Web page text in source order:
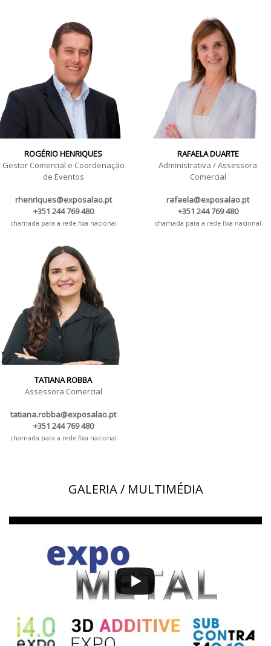
ROGÉRIO HENRIQUES
Gestor Comercial e Coordenação
de Eventos
rhenriques@exposalao.pt
+351 244 769 480
chamada para a rede fixa nacional
RAFAELA DUARTE
Administrativa / Assessora
Comercial
rafaela@exposalao.pt
+351 244 769 480
chamada para a rede fixa nacional
TATIANA ROBBA
Assessora Comercial
tatiana.robba@exposalao.pt
+351 244 769 480
chamada para a rede fixa nacional
GALERIA / MULTIMÉDIA